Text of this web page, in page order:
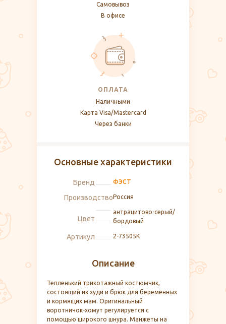
Самовывоз
В офисе
ОПЛАТА
Наличными
Карта Visa/Mastercard
Через банки
Описание
Тепленький трикотажный костюмчик,
состоящий из худи и брюк для беременных
и кормящих мам. Оригинальный
воротничок-хомут регулируется с
помощью широкого шнура. Манжеты на
Основные характеристики
Бренд ФЭСТ
ПроизводствоРоссия
Цвет
антрацитово-серый/
бордовый
Артикул 2-73505К